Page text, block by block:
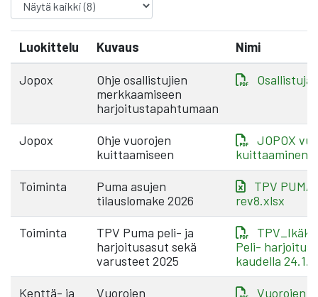
Luokittelu Kuvaus Nimi
Jopox
Ohje osallistujien
merkkaamiseen
harjoitustapahtumaan
Jopox
Ohje vuorojen
kuittaamiseen
JOPOX
Toiminta
Puma asujen
tilauslomake 2026
TPV
rev8.xlsx
Toiminta
TPV Puma peli- ja
harjoitusasut sekä
varusteet 2025
Peli-
kaudella
Kenttä- ja
Vuorojen
Vuorojen